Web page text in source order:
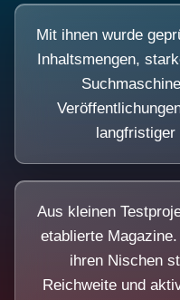
Mit ihnen wurde
Inhaltsmengen,
Aus kleinen
etablierte
ihren Nischen
Reichweite und